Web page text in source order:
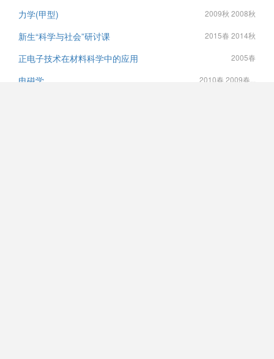
力学(甲型) 2009秋 2008秋
新生“科学与社会”研讨课 2015春 2014秋
正电子技术在材料科学中的应用 2005春
电磁学 2010春 2009春...